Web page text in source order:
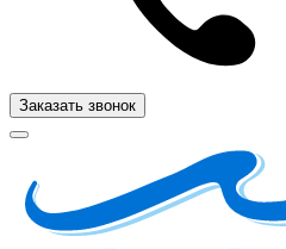
Заказать звонок